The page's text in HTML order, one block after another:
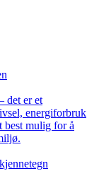
det er et
energiforbruk
best mulig for å